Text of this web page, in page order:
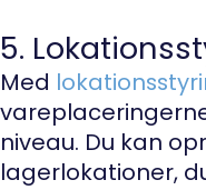
5.
Med
niveau. Du kan
lagerlokationer,